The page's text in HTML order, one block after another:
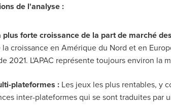
de l'analyse :
forte croissance de la part de marché
croissance en Amérique du Nord et en
2021. L'APAC représente toujours environ la
plateformes : Les jeux les plus rentables, y
inter-plateformes qui se sont traduites par